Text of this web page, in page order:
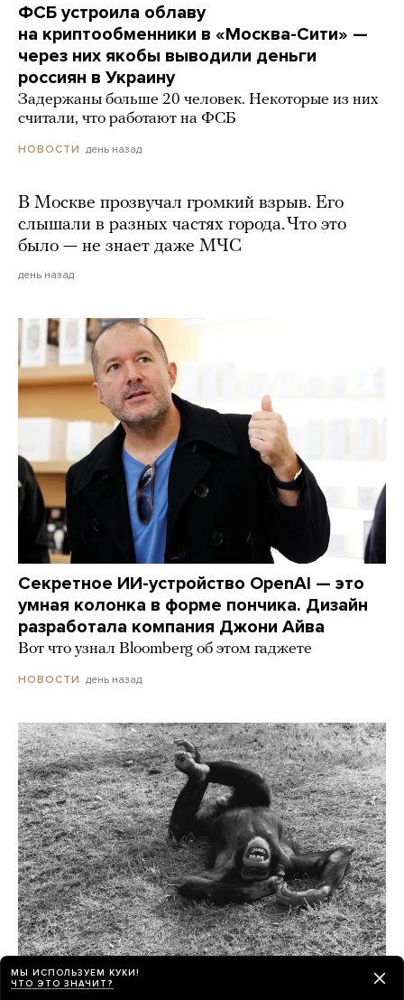
ФСБ устроила облаву
на криптообменники в «Москва-Сити» —
через них якобы выводили деньги
россиян в Украину
Задержаны больше 20 человек. Некоторые из них
считали, что работают на ФСБ
НОВОСТИ день назад
В Москве прозвучал громкий взрыв. Его
слышали в разных частях города. Что это
было — не знает даже МЧС
день назад
Секретное ИИ-устройство OpenAI — это
умная колонка в форме пончика. Дизайн
разработала компания Джони Айва
Вот что узнал Bloomberg об этом гаджете
НОВОСТИ день назад
Шимпанзе и гориллы умеют смеяться как
МЫ ИСПОЛЬЗУЕМ КУКИ!
ЧТО ЭТО ЗНАЧИТ?